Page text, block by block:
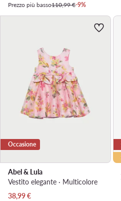
Prezzo più basso110,99 €-9%
Occasione
Abel & Lula
Vestito elegante · Multicolore
Prezzo attuale
38,99€